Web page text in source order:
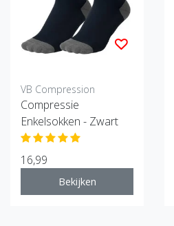
VB Compression
Compressie
Enkelsokken - Zwart
16,99
Bekijken